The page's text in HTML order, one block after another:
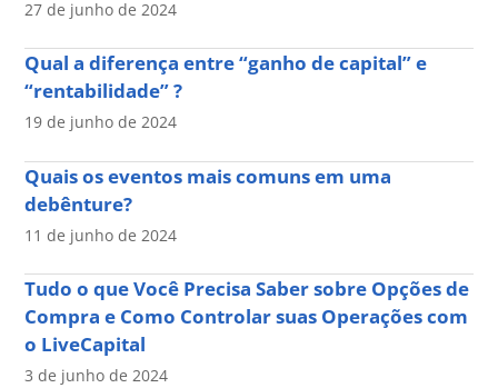
27 de junho de 2024
Qual a diferença entre “ganho de capital” e
“rentabilidade” ?
19 de junho de 2024
Quais os eventos mais comuns em uma
debênture?
11 de junho de 2024
Tudo o que Você Precisa Saber sobre Opções de
Compra e Como Controlar suas Operações com
o LiveCapital
3 de junho de 2024